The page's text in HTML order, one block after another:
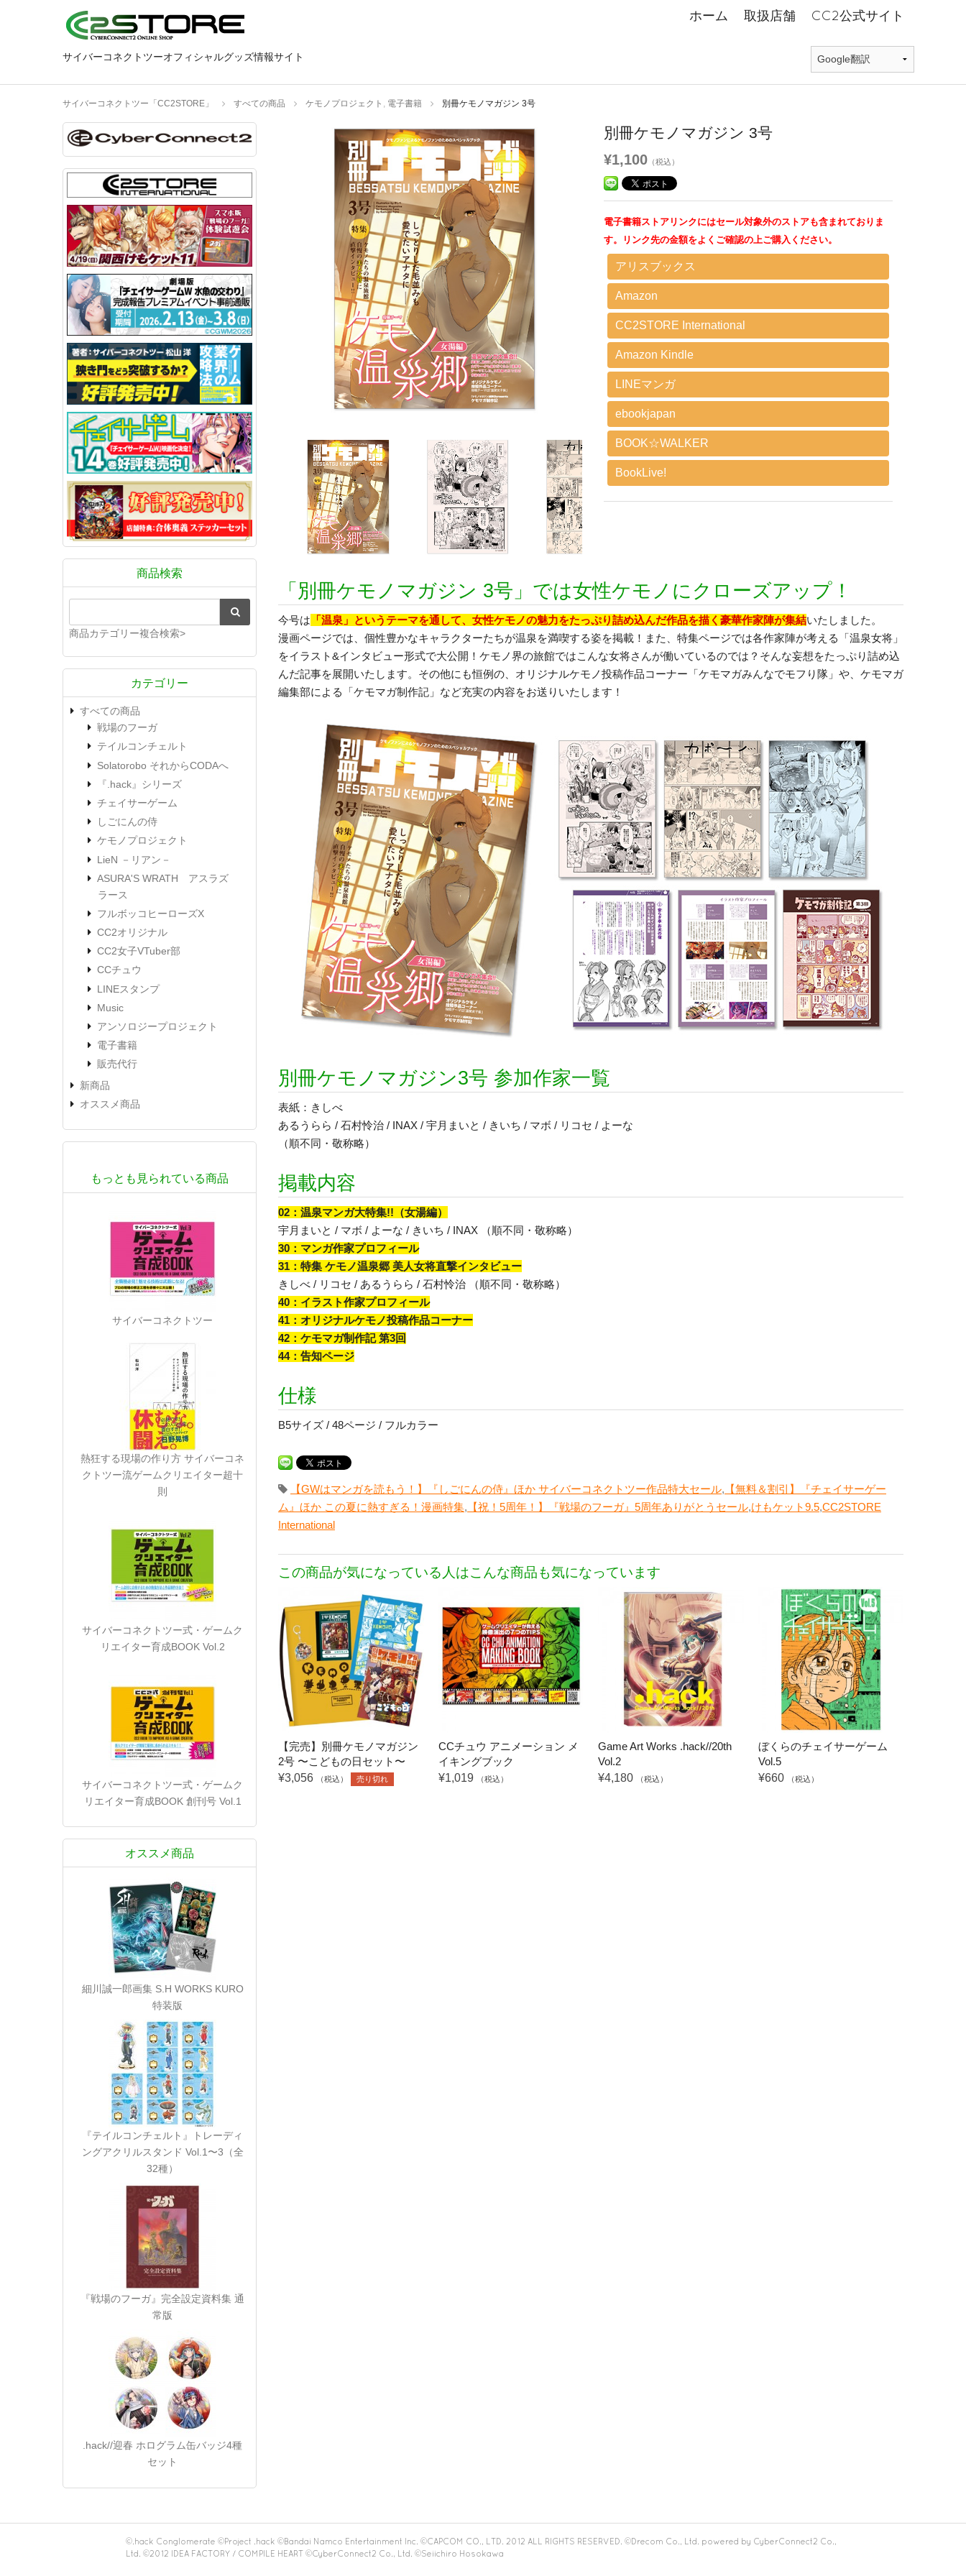
サイバーコネクトツーオフィシャルグッズ情報サイト
ホーム 取扱店舗 CC2公式サイト
サイバーコネクトツー「CC2STORE」 すべての商品 ケモノプロジェクト , 電子書籍 別冊ケモノマガジン 3号
別冊ケモノマガジン 3号
¥1,100（税込）
電子書籍ストアリンクにはセール対象外のストアも含まれておりま
す。リンク先の金額をよくご確認の上ご購入ください。
アリスブックス
Amazon
CC2STORE International
Amazon Kindle
LINEマンガ
ebookjapan
BOOK☆WALKER
BookLive!
「別冊ケモノマガジン 3号」では女性ケモノにクローズアップ！
今号は 「温泉」というテーマを通して、女性ケモノの魅力をたっぷり詰め込んだ作品を描く豪華作家陣が集結いたしました。
漫画ページでは、個性豊かなキャラクターたちが温泉を満喫する姿を掲載！また、特集ページでは各作家陣が考える「温泉女将」
をイラスト&インタビュー形式で大公開！ケモノ界の旅館ではこんな女将さんが働いているのでは？そんな妄想をたっぷり詰め込
んだ記事を展開いたします。その他にも恒例の、オリジナルケモノ投稿作品コーナー「ケモマガみんなでモフり隊」や、ケモマガ
編集部による「ケモマガ制作記」など充実の内容をお送りいたします！
別冊ケモノマガジン3号 参加作家一覧
表紙：きしべ
あるうらら / 石村怜治 / INAX / 宇月まいと / きいち / マボ / リコセ / よーな
（順不同・敬称略）
掲載内容
02：温泉マンガ大特集!!（女湯編）
宇月まいと / マボ / よーな / きいち / INAX （順不同・敬称略）
30：マンガ作家プロフィール
31：特集 ケモノ温泉郷 美人女将直撃インタビュー
きしべ / リコセ / あるうらら / 石村怜治 （順不同・敬称略）
40：イラスト作家プロフィール
41：オリジナルケモノ投稿作品コーナー
42：ケモマガ制作記 第3回
44：告知ページ
仕様
B5サイズ / 48ページ / フルカラー
【GWはマンガを読もう！】『しごにんの侍』ほか サイバーコネクトツー作品特大セール, 【無料＆割引】『チェイサーゲー
ム』ほか この夏に熱すぎる！漫画特集, 【祝！5周年！】『戦場のフーガ』5周年ありがとうセール,けもケット9.5,CC2STORE
International
この商品が気になっている人はこんな商品も気になっています
【完売】別冊ケモノマガジン
2号 〜こどもの日セット〜
¥3,056
（税込） 売り切れ
CCチュウ アニメーション メ
イキングブック
¥1,019
（税込）
Game Art Works .hack//20th
Vol.2
¥4,180
（税込）
ぼくらのチェイサーゲーム
Vol.5
¥660
（税込）
商品検索
商品カテゴリー複合検索>
カテゴリー
すべての商品
戦場のフーガ
テイルコンチェルト
Solatorobo それからCODAへ
『.hack』シリーズ
チェイサーゲーム
しごにんの侍
ケモノプロジェクト
LieN －リアン－
ASURA'S WRATH アスラズ
ラース
フルボッコヒーローズX
CC2オリジナル
CC2女子VTuber部
CCチュウ
LINEスタンプ
Music
アンソロジープロジェクト
電子書籍
販売代行
新商品
オススメ商品
もっとも見られている商品
サイバーコネクトツー
熱狂する現場の作り方 サイバーコネ
クトツー流ゲームクリエイター超十
則
サイバーコネクトツー式・ゲームク
リエイター育成BOOK Vol.2
サイバーコネクトツー式・ゲームク
リエイター育成BOOK 創刊号 Vol.1
オススメ商品
細川誠一郎画集 S.H WORKS KURO
特装版
『テイルコンチェルト』トレーディ
ングアクリルスタンド Vol.1〜3（全
32種）
『戦場のフーガ』完全設定資料集 通
常版
.hack//迎春 ホログラム缶バッジ4種
セット
©.hack Conglomerate ©Project .hack ©Bandai Namco Entertainment Inc. ©CAPCOM CO., LTD. 2012 ALL RIGHTS RESERVED. ©Drecom Co., Ltd. powered by CyberConnect2 Co.,
Ltd. ©2012 IDEA FACTORY / COMPILE HEART ©CyberConnect2 Co., Ltd. ©Seiichiro Hosokawa